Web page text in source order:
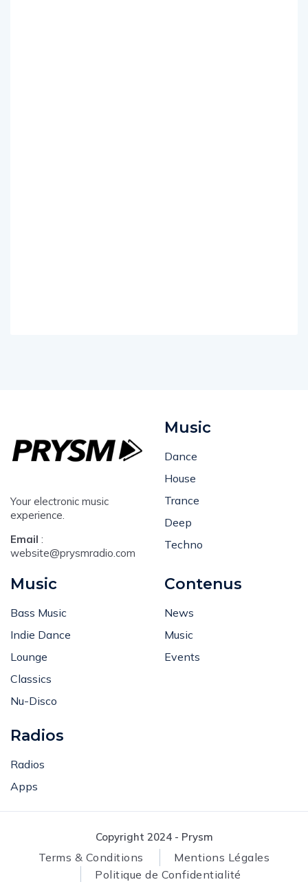
Your electronic music
Email:
Deep
Copyright 2024 - Prysm
Terms & Conditions
Mentions Légales